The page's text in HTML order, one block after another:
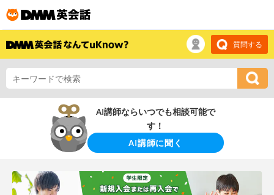
質問する
AI講師ならいつでも相談可能で
す！
AI講師に聞く